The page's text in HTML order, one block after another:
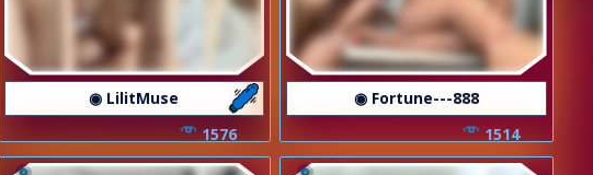
◉ LilitMuse
1576
◉ Fortune---888
1514